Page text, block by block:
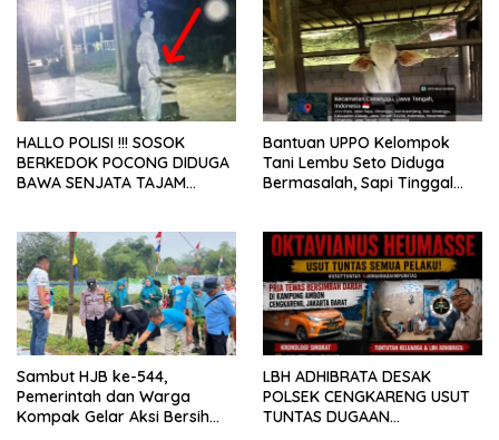
HALLO POLISI !!! SOSOK
BERKEDOK POCONG DIDUGA
BAWA SENJATA TAJAM
LEBONG
Bantuan UPPO Kelompok
Tani Lembu Seto Diduga
Bermasalah, Sapi Tinggal
Sambut HJB ke-544,
Pemerintah dan Warga
Kompak Gelar Aksi Bersih
LBH ADHIBRATA DESAK
POLSEK CENGKARENG USUT
TUNTAS DUGAAN